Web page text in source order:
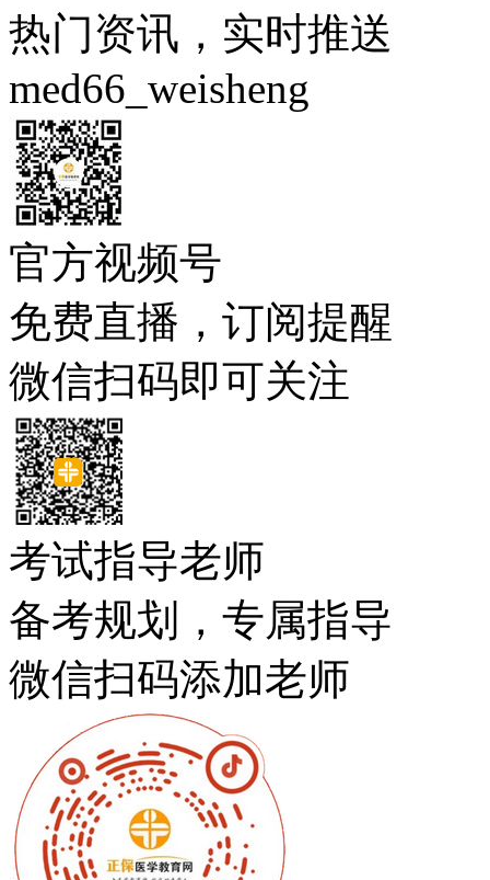
热门资讯，实时推送
med66_weisheng
官方视频号
免费直播，订阅提醒
微信扫码即可关注
考试指导老师
备考规划，专属指导
微信扫码添加老师